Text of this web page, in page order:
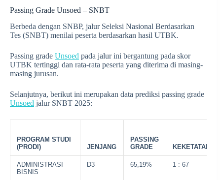
Passing Grade Unsoed – SNBT
Berbeda dengan SNBP, jalur Seleksi Nasional Berdasarkan
Tes (SNBT) menilai peserta berdasarkan hasil UTBK.
Passing grade Unsoed pada jalur ini bergantung pada skor
UTBK tertinggi dan rata-rata peserta yang diterima di masing-
masing jurusan.
Selanjutnya, berikut ini merupakan data prediksi passing grade
Unsoed jalur SNBT 2025:
PROGRAM STUDI
(PRODI)
JENJANG
PASSING
GRADE
KEKETATAN
ADMINISTRASI
BISNIS
D3 65,19% 1 : 67